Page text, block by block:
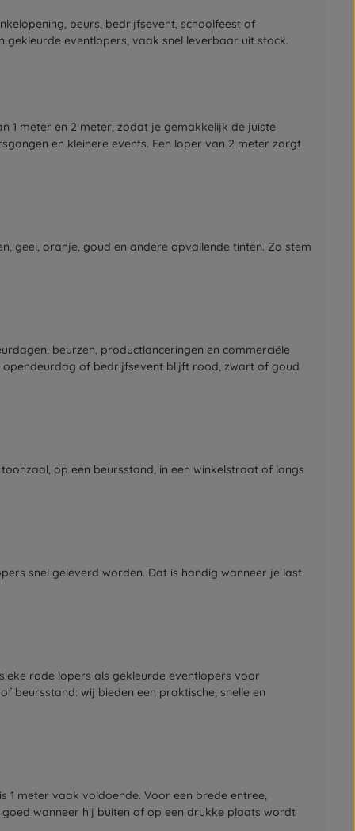
beurs, bedrijfsevent, schoolfeest of
eventlopers, vaak snel leverbaar uit stock.
1 meter en 2 meter, zodat je gemakkelijk de juiste
en kleinere events. Een loper van 2 meter zorgt
geel, oranje, goud en andere opvallende tinten. Zo stem
beurzen, productlanceringen en commerciële
opendeurdag of bedrijfsevent blijft rood, zwart of goud
op een beursstand, in een winkelstraat of langs
snel geleverd worden. Dat is handig wanneer je last
rode lopers als gekleurde eventlopers voor
beursstand: wij bieden een praktische, snelle en
meter vaak voldoende. Voor een brede entree,
wanneer hij buiten of op een drukke plaats wordt